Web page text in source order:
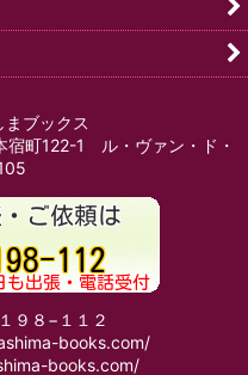
ブックス
町122-1 ル・ヴァン・ド・
９８−１１２
books.com/
books.com/